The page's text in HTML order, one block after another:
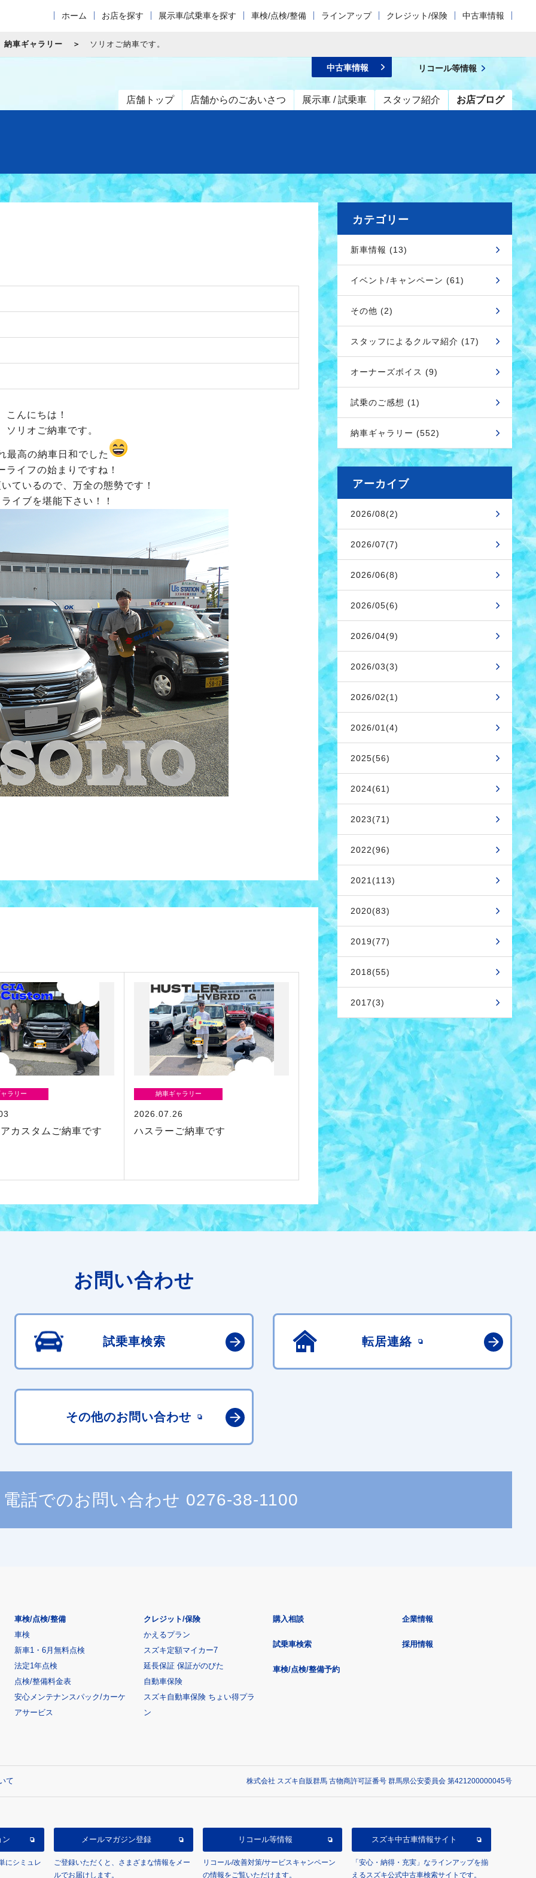
ホーム お店を探す 展示車/試乗車を探す 車検/点検/整備 ラインアップ クレジット/保険 中古車情報
納車ギャラリー ソリオご納車です。
店舗トップ 店舗からのごあいさつ 展示車 / 試乗車 スタッフ紹介 お店ブログ
中古車情報 リコール等情報
こんにちは！
ソリオご納車です。
最高の納車日和でした
ライフの始まりですね！
ているので、万全の態勢です！
イブを堪能下さい！！
ラリー
カスタムご納車です
納車ギャラリー
2026.07.26
ハスラーご納車です
カテゴリー
新車情報 (13)
イベント/キャンペーン (61)
その他 (2)
スタッフによるクルマ紹介 (17)
オーナーズボイス (9)
試乗のご感想 (1)
納車ギャラリー (552)
アーカイブ
2026/08(2)
2026/07(7)
2026/06(8)
2026/05(6)
2026/04(9)
2026/03(3)
2026/02(1)
2026/01(4)
2025(56)
2024(61)
2023(71)
2022(96)
2021(113)
2020(83)
2019(77)
2018(55)
2017(3)
お問い合わせ
試乗車検索 転居連絡
その他のお問い合わせ
電話でのお問い合わせ 0276-38-1100
車検/点検/整備
車検
新車1・6月無料点検
法定1年点検
点検/整備料金表
安心メンテナンスパック/カーケ
アサービス
クレジット/保険
かえるプラン
スズキ定額マイカー7
延長保証 保証がのびた
自動車保険
スズキ自動車保険 ちょい得プラ
ン
購入相談
試乗車検索
車検/点検/整備予約
企業情報
採用情報
て 株式会社 スズキ自販群馬 古物商許可証番号 群馬県公安委員会 第421200000045号
ン
にシミュレ
メールマガジン登録
ご登録いただくと、さまざまな情報をメー
ルでお届けします。
リコール等情報
リコール/改善対策/サービスキャンペーン
の情報をご覧いただけます。
スズキ中古車情報サイト
「安心・納得・充実」なラインアップを揃
えるスズキ公式中古車検索サイトです。